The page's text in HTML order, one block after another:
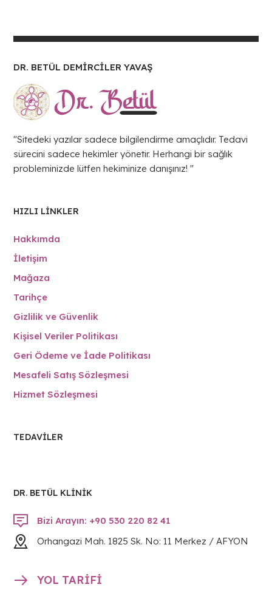
DR. BETÜL DEMİRCİLER YAVAŞ
"Sitedeki yazılar sadece bilgilendirme amaçlıdır. Tedavi
sürecini sadece hekimler yönetir. Herhangi bir sağlık
probleminizde lütfen hekiminize danışınız! "
HIZLI LINKLER
Hakkımda
İletişim
Mağaza
Tarihçe
Gizlilik ve Güvenlik
Kişisel Veriler Politikası
Geri Ödeme ve İade Politikası
Mesafeli Satış Sözleşmesi
Hizmet Sözleşmesi
TEDAVILER
DR. BETÜL KLİNİK
Bizi Arayın: +90 530 220 82 41
Orhangazi Mah. 1825 Sk. No: 11 Merkez / AFYON
YOL TARİFİ